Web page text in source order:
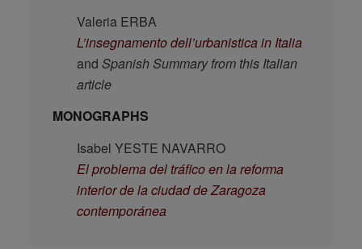
Valeria ERBA
L’insegnamento dell’urbanistica in Italia
and Spanish Summary from this Italian
article
MONOGRAPHS
Isabel YESTE NAVARRO
El problema del tráfico en la reforma
interior de la ciudad de Zaragoza
contemporánea